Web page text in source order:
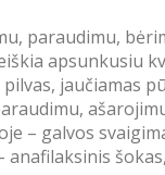
paraudimu,
apsunkusiu
jaučiamas
– galvos
anafilaksinis